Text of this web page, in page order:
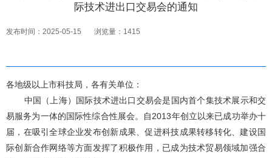
际技术进出口交易会的通知
发布时间：2025-05-15 浏览量：1415
各地级以上市科技局，各有关单位：
中国（上海）国际技术进出口交易会是国内首个集技术展示和交
易服务为一体的国际性综合性展会。自2013年创立以来已成功举办十
届，在吸引全球企业发布创新成果、促进科技成果转移转化、建设国
际创新合作网络等方面发挥了积极作用，已成为技术贸易领域加强合